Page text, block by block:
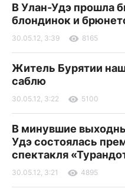
В Улан-Удэ прошла
блондинок и
30.05.12, 3:39 8165
Житель Бурятии
саблю
30.05.12, 3:22 5100
В минувшие
Удэ состоялась
спектакля
30.05.12, 3:21 4895